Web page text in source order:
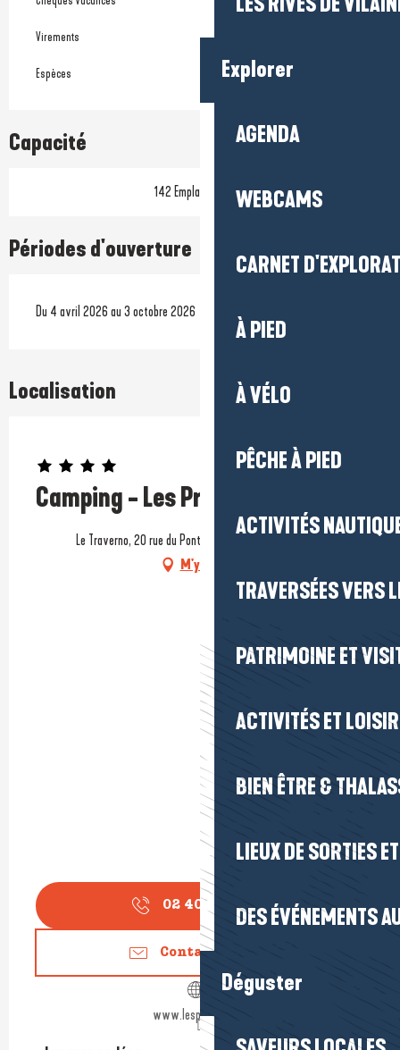
Explorer
AGENDA
WEBCAMS
CARNET
À PIED
À VÉLO
PÊCHE À PIED
ACTIVITÉS
TRAVERSÉES VERS
PATRIMOINE ET
ACTIVITÉS ET
BIEN ÊTRE &
LIEUX DE SORTIES
DES ÉVÉNEMENTS
Déguster
Virements
Espèces
Capacité
142 Emplacement(s)
Périodes d'ouverture
Du 4 avril 2026 au 3 octobre 2026
Localisation
Camping - Les Prairies de l'Etang
Prestataire engagé dans une démarche environnementale
Le Traverno, 20 rue du Pont aux Pages, 44410 Assérac
M'y rendre
02 40 01 73▒▒
Contactez-nous
www.lesprairies.net